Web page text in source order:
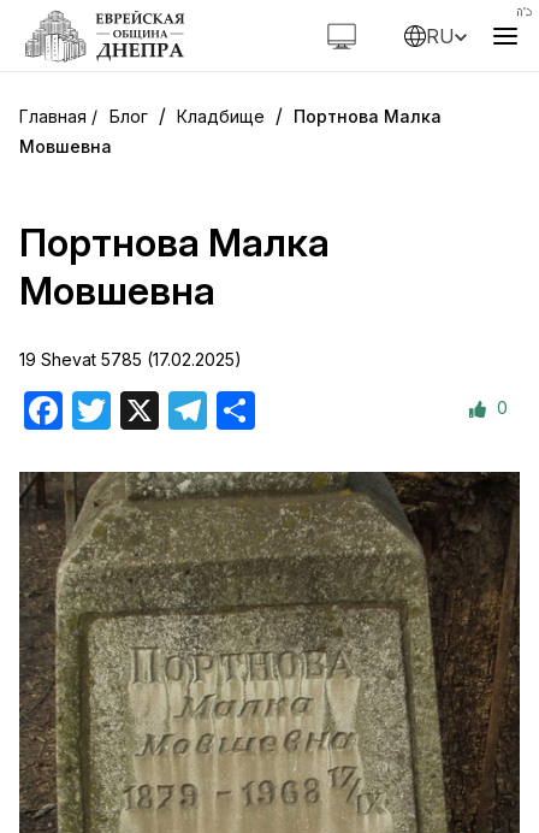
RU
Блог / Кладбище / Портнова Малка
Мовшевна
Портнова Малка
Мовшевна
19 Shevat 5785 (17.02.2025)
Facebook
Twitter Telegram 0